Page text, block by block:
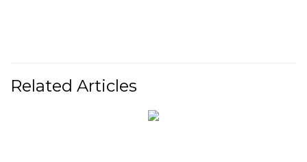
Related Articles